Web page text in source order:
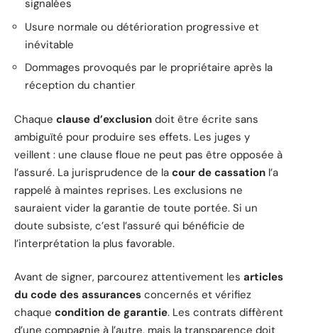
signalées
Usure normale ou détérioration progressive et
inévitable
Dommages provoqués par le propriétaire après la
réception du chantier
Chaque clause d’exclusion doit être écrite sans
ambiguïté pour produire ses effets. Les juges y
veillent : une clause floue ne peut pas être opposée à
l’assuré. La jurisprudence de la cour de cassation l’a
rappelé à maintes reprises. Les exclusions ne
sauraient vider la garantie de toute portée. Si un
doute subsiste, c’est l’assuré qui bénéficie de
l’interprétation la plus favorable.
Avant de signer, parcourez attentivement les articles
du code des assurances concernés et vérifiez
chaque condition de garantie. Les contrats diffèrent